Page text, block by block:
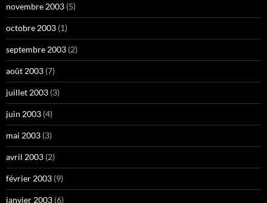
novembre 2003 (5)
octobre 2003 (1)
septembre 2003 (2)
août 2003 (7)
juillet 2003 (3)
juin 2003 (4)
mai 2003 (3)
avril 2003 (2)
février 2003 (9)
janvier 2003 (6)